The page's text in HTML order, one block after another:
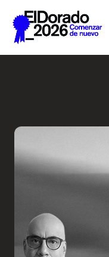
Saltar al contenido principal